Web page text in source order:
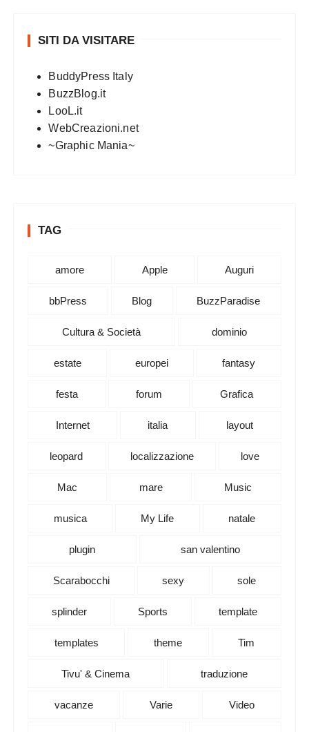
SITI DA VISITARE
BuddyPress Italy
BuzzBlog.it
LooL.it
WebCreazioni.net
~Graphic Mania~
TAG
amore Apple Auguri
bbPress Blog BuzzParadise
Cultura & Società dominio
estate europei fantasy
festa forum Grafica
Internet italia layout
leopard localizzazione love
Mac mare Music
musica My Life natale
plugin san valentino
Scarabocchi sexy sole
splinder Sports template
templates theme Tim
Tivu' & Cinema traduzione
vacanze Varie Video